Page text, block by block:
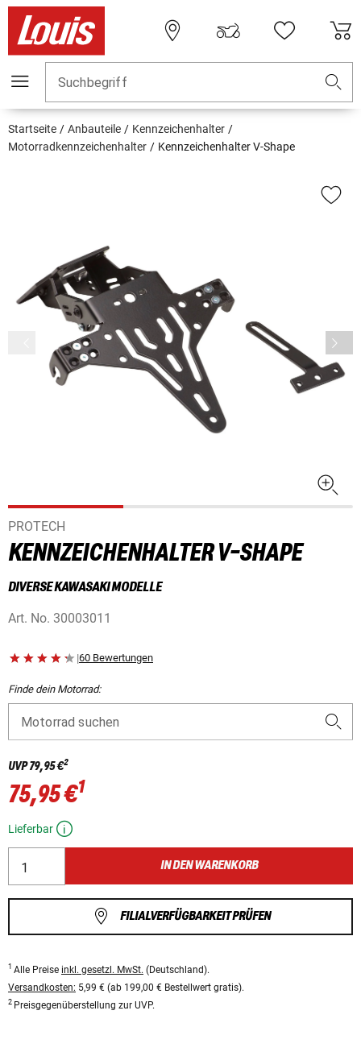
Suchbegriff
Startseite Anbauteile
Kennzeichenhalter
Motorradkennzeichenhalter
Kennzeichenhalter V-Shape
PROTECH
KENNZEICHENHALTER V-SHAPE
DIVERSE KAWASAKI MODELLE
Art. No. 30003011
|60 Bewertungen
Finde dein Motorrad:
Motorrad suchen
UVP79,95 €2
75,95 €1
Lieferbar
IN DEN WARENKORB
FILIALVERFÜGBARKEIT PRÜFEN
1 Alle Preise inkl. gesetzl. MwSt. (Deutschland).
Versandkosten: 5,99 € (ab 199,00 € Bestellwert gratis).
2 Preisgegenüberstellung zur UVP.